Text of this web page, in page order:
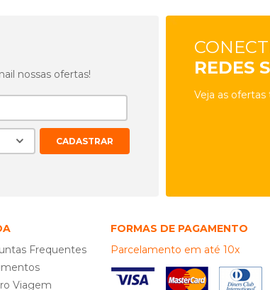
nossas ofertas!
REDES
Veja as
Frequentes
Viagem
FORMAS DE PAGAMENTO
Parcelamento em até 10x